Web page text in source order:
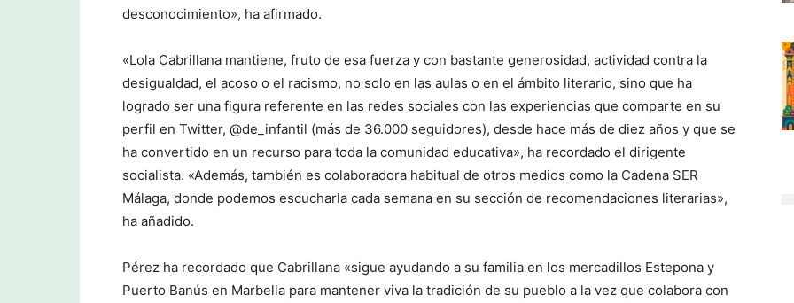
desconocimiento», ha afirmado.
«Lola Cabrillana mantiene, fruto de esa fuerza y con bastante generosidad, actividad contra la
desigualdad, el acoso o el racismo, no solo en las aulas o en el ámbito literario, sino que ha
logrado ser una figura referente en las redes sociales con las experiencias que comparte en su
perfil en Twitter, @de_infantil (más de 36.000 seguidores), desde hace más de diez años y que se
ha convertido en un recurso para toda la comunidad educativa», ha recordado el dirigente
socialista. «Además, también es colaboradora habitual de otros medios como la Cadena SER
Málaga, donde podemos escucharla cada semana en su sección de recomendaciones literarias»,
ha añadido.
Pérez ha recordado que Cabrillana «sigue ayudando a su familia en los mercadillos Estepona y
Puerto Banús en Marbella para mantener viva la tradición de su pueblo a la vez que colabora con